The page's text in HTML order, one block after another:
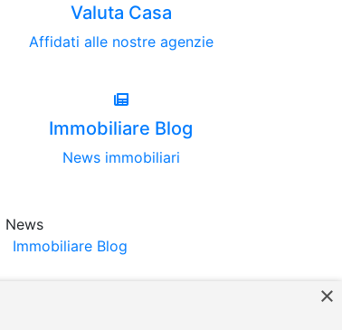
Valuta Casa
Affidati alle nostre agenzie
Immobiliare Blog
News immobiliari
News
Immobiliare Blog
×